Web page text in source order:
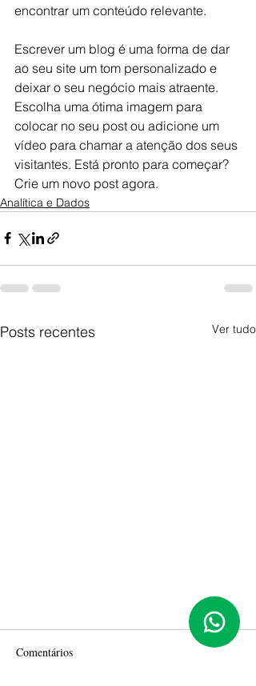
encontrar um conteúdo relevante.
Escrever um blog é uma forma de dar
ao seu site um tom personalizado e
deixar o seu negócio mais atraente.
Escolha uma ótima imagem para
colocar no seu post ou adicione um
vídeo para chamar a atenção dos seus
visitantes. Está pronto para começar?
Crie um novo post agora.
Analítica e Dados
Posts recentes Ver tudo
Comentários